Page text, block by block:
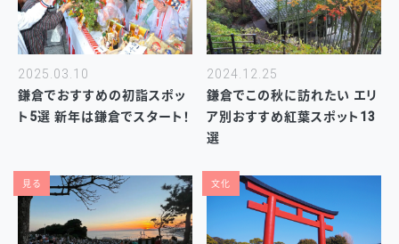
2025.03.10
鎌倉でおすすめの初詣スポッ
ト5選 新年は鎌倉でスタート！
2024.12.25
鎌倉でこの秋に訪れたい エリ
ア別おすすめ紅葉スポット13
選
見る 文化